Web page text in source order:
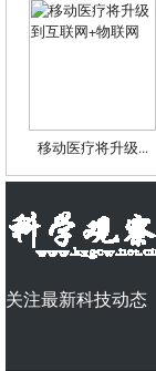
移动医疗将升级...
关注最新科技动态